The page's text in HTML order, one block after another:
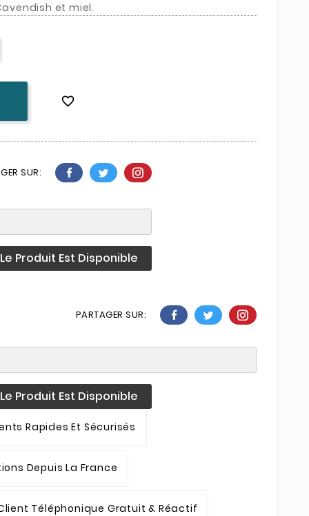
et miel.

SUR:
Produit Est Disponible
PARTAGER SUR:
Produit Est Disponible
Rapides Et Sécurisés
Depuis La France
Téléphonique Gratuit & Réactif